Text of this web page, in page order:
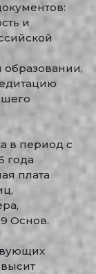
и
в период с
года
плата
Основ.